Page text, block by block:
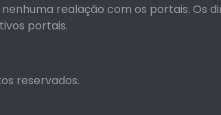
realação com os portais. Os
portais.
reservados.